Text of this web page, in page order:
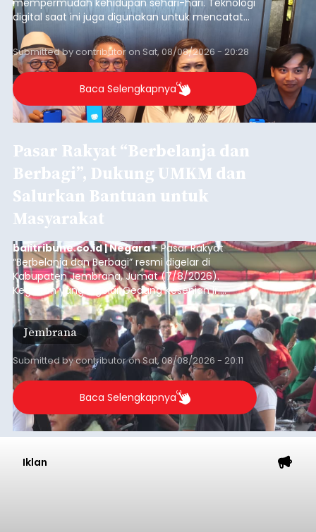
digital saat ini juga digunakan untuk mencatat
dan mengelola data base alumni dari suatu
sekolah, salah satunya adalah alumni SMA 1
Denpasar.
Submitted bycontributoron Sat, 08/08/2026 - 20:28
Baca Selengkapnya
Pasar Rakyat “Berbelanja dan
Berbagi”, Dukung UMKM dan
Salurkan Bantuan untuk
Masyarakat
balitribune.co.id | Negara- Pasar Rakyat
“Berbelanja dan Berbagi” resmi digelar di
Kabupaten Jembrana, Jumat (7/8/2026).
Kegiatan yang digelar Gedung Kesenian Ir.
Soekarno ini memadukan pemberdayaan
ekonomi masyarakat dengan aksi sosial tersebut
mendapat antusiasme tinggi dan mencatat nilai
transaksi mencapai Rp672.733.200.
Jembrana
Submitted bycontributoronSat, 08/08/2026 - 20:11
Baca Selengkapnya
Iklan